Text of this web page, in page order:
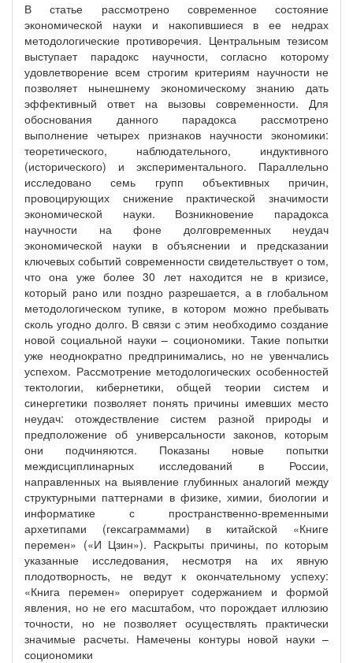
В статье рассмотрено современное состояние
экономической науки и накопившиеся в ее недрах
методологические противоречия. Центральным тезисом
выступает парадокс научности, согласно которому
удовлетворение всем строгим критериям научности не
позволяет нынешнему экономическому знанию дать
эффективный ответ на вызовы современности. Для
обоснования данного парадокса рассмотрено
выполнение четырех признаков научности экономики:
теоретического, наблюдательного, индуктивного
(исторического) и экспериментального. Параллельно
исследовано семь групп объективных причин,
провоцирующих снижение практической значимости
экономической науки. Возникновение парадокса
научности на фоне долговременных неудач
экономической науки в объяснении и предсказании
ключевых событий современности свидетельствует о том,
что она уже более 30 лет находится не в кризисе,
который рано или поздно разрешается, а в глобальном
методологическом тупике, в котором можно пребывать
сколь угодно долго. В связи с этим необходимо создание
новой социальной науки – социономики. Такие попытки
уже неоднократно предпринимались, но не увенчались
успехом. Рассмотрение методологических особенностей
тектологии, кибернетики, общей теории систем и
синергетики позволяет понять причины имевших место
неудач: отождествление систем разной природы и
предположение об универсальности законов, которым
они подчиняются. Показаны новые попытки
междисциплинарных исследований в России,
направленных на выявление глубинных аналогий между
структурными паттернами в физике, химии, биологии и
информатике с пространственно-временными
архетипами (гексаграммами) в китайской «Книге
перемен» («И Цзин»). Раскрыты причины, по которым
указанные исследования, несмотря на их явную
плодотворность, не ведут к окончательному успеху:
«Книга перемен» оперирует содержанием и формой
явления, но не его масштабом, что порождает иллюзию
точности, но не позволяет осуществлять практически
значимые расчеты. Намечены контуры новой науки –
социономики